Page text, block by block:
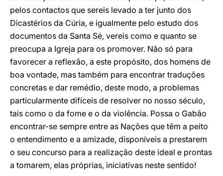
pelos contactos que sereis levado a ter junto dos
Dicastérios da Cúria, e igualmente pelo estudo dos
documentos da Santa Sé, vereis como e quanto se
preocupa a Igreja para os promover. Não só para
favorecer a reflexão, a este propósito, dos homens de
boa vontade, mas também para encontrar traduções
concretas e dar remédio, deste modo, a problemas
particularmente difíceis de resolver no nosso século,
tais como o da fome e o da violência. Possa o Gabão
encontrar-se sempre entre as Nações que têm a peito
o entendimento e a amizade, disponíveis a prestarem
o seu concurso para a realização deste ideal e prontas
a tomarem, elas próprias, iniciativas neste sentido!